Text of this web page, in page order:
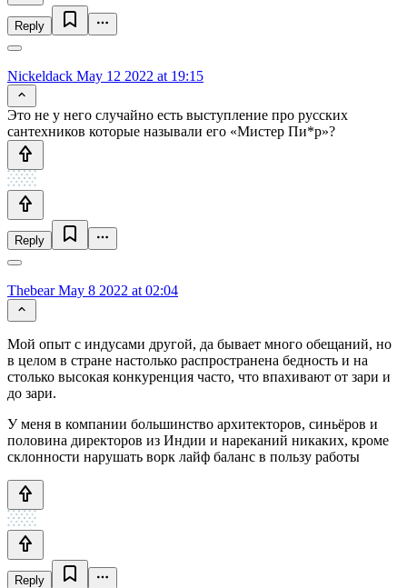
Reply
Nickeldack May 12 2022 at 19:15
Это не у него случайно есть выступление про русских
сантехников которые называли его «Мистер Пи*р»?
Reply
ThebearMay 8 2022 at 02:04
Мой опыт с индусами другой, да бывает много обещаний, но
в целом в стране настолько распространена бедность и на
столько высокая конкуренция часто, что впахивают от зари и
до зари.
У меня в компании большинство архитекторов, синьёров и
половина директоров из Индии и нареканий никаких, кроме
склонности нарушать ворк лайф баланс в пользу работы
Reply